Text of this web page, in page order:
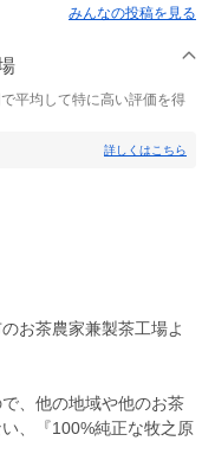
みんなの投稿を見る
平均して特に高い評価を得
詳しくはこちら
お茶農家兼製茶工場よ
、他の地域や他のお茶
、『100%純正な牧之原